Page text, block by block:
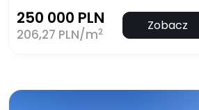
250 000 PLN
206,27 PLN/m2 Zobacz